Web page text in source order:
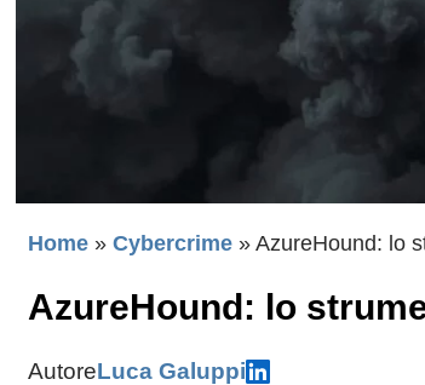
Home » Cybercrime » AzureHound: lo
AzureHound: lo
AutoreLuca Galuppi